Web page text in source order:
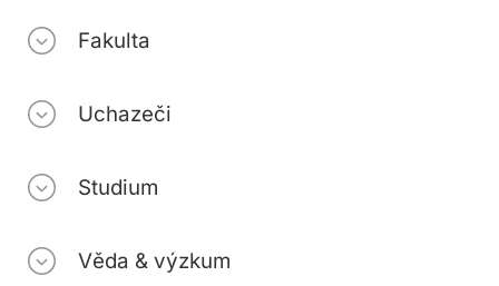
Fakulta
Uchazeči
Studium
Věda & výzkum